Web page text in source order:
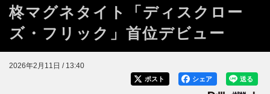
柊マグネタイト「ディスクロー
ズ・フリック」首位デビュー
2026年2月11日 / 13:40
送る
シェア
ポスト